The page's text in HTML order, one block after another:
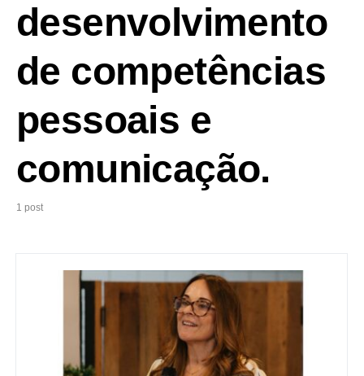
desenvolvimento
de competências
pessoais e
comunicação.
1 post